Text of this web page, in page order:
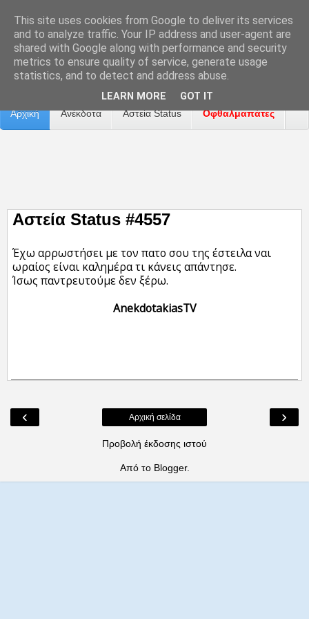
Επικοινωνία Διαφήμιση Αναφορά Προβλήματος
Αρχική Ανέκδοτα Αστεία Status Οφθαλμαπάτες
Αστεία Status #4557
Έχω αρρωστήσει με τον πατο σου της έστειλα ναι
ωραίος είναι καλημέρα τι κάνεις απάντησε.
Ίσως παντρευτούμε δεν ξέρω.
AnekdotakiasTV
‹ ›
Αρχική σελίδα
Προβολή έκδοσης ιστού
Από το Blogger.
This site uses cookies from Google to deliver its services
and to analyze traffic. Your IP address and user-agent are
shared with Google along with performance and security
metrics to ensure quality of service, generate usage
statistics, and to detect and address abuse.
LEARN MORE GOT IT